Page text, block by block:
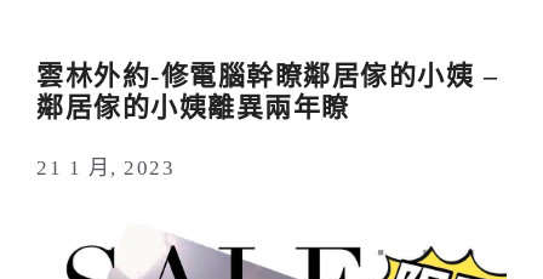
雲林外約-修電腦幹瞭鄰居傢的小姨 –
鄰居傢的小姨離異兩年瞭
21 1 月, 2023